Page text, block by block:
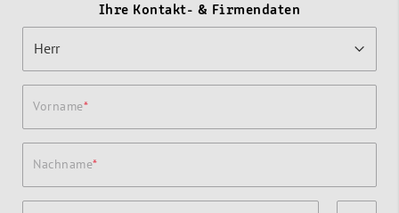
Ihre Kontakt- & Firmendaten
Vorname
Nachname